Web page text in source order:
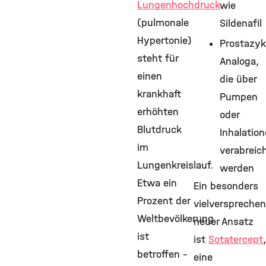
Lungenhochdruck
(pulmonale
Hypertonie)
steht für
einen
krankhaft
erhöhten
Blutdruck
im
Lungenkreislauf.
Etwa ein
Prozent der
Weltbevölkerung
ist
betroffen –
wie
Sildenafil
Analoga,
die über
Pumpen
oder
werden
Ein besonders
neuer Ansatz
ist Sotatercept,
eine